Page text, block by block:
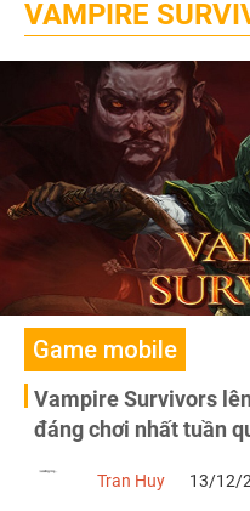
VAMPIRE
Game mobile
Vampire Survivors
đáng chơi nhất tuần
Tran Huy 13/12/